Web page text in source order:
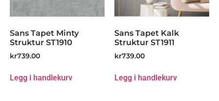
Sans Tapet Minty
Struktur ST1910
kr739.00
Legg i handlekurv
Sans Tapet Kalk
Struktur ST1911
kr739.00
Legg i handlekurv